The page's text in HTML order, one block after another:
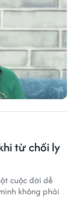
từ chối ly
cuộc đời dễ
không phải